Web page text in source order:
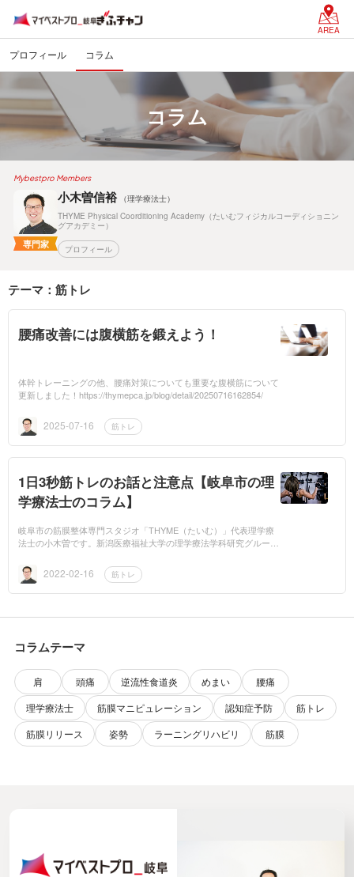
AREA
プロフィール コラム
コラム
Mybestpro Members
専門家
小木曽信裕
（理学療法士）
THYME Physical Coorditioning Academy（たいむフィジカルコーディショニン
グアカデミー）
プロフィール
テーマ：筋トレ
腰痛改善には腹横筋を鍛えよう！
体幹トレーニングの他、腰痛対策についても重要な腹横筋について
更新しました！https://thymepca.jp/blog/detail/20250716162854/
2025-07-16 筋トレ
1日3秒筋トレのお話と注意点【岐阜市の理
学療法士のコラム】
岐阜市の筋膜整体専門スタジオ「THYME（たいむ）」代表理学療
法士の小木曽です。新潟医療福祉大学の理学療法学科研究グループ
するという研究内容...
2022-02-16 筋トレ
コラムテーマ
肩 頭痛 逆流性食道炎 めまい
腰痛
理学療法士
筋膜マニピュレーション 認知症予防
筋トレ
筋膜リリース
姿勢 ラーニングリハビリ 筋膜